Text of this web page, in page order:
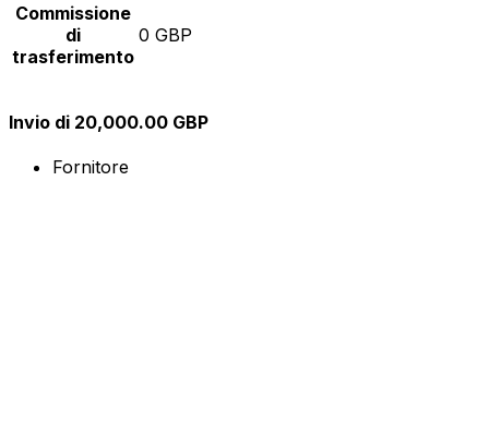
Commissione
di
trasferimento
0 GBP
Invio di 20,000.00 GBP
Fornitore